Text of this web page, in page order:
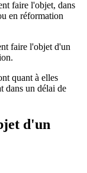
faire l'objet, dans
en réformation
faire l'objet d'un
quant à elles
dans un délai de
d'un